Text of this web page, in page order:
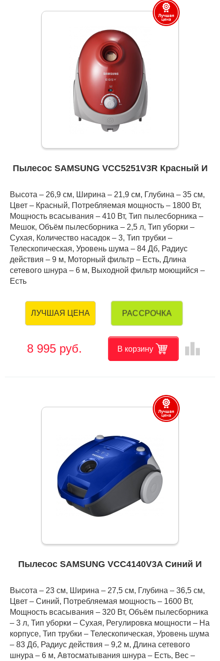
Пылесос SAMSUNG VCC5251V3R Красный И
Высота – 26,9 см, Ширина – 21,9 см, Глубина – 35 см,
Цвет – Красный, Потребляемая мощность – 1800 Вт,
Мощность всасывания – 410 Вт, Тип пылесборника –
Мешок, Объём пылесборника – 2,5 л, Тип уборки –
Сухая, Количество насадок – 3, Тип трубки –
Телескопическая, Уровень шума – 84 Дб, Радиус
действия – 9 м, Моторный фильтр – Есть, Длина
сетевого шнура – 6 м, Выходной фильтр моющийся –
Есть
ЛУЧШАЯ ЦЕНА РАССРОЧКА
8 995 руб. В корзину leaderboard
Пылесос SAMSUNG VCC4140V3A Синий И
Высота – 23 см, Ширина – 27,5 см, Глубина – 36,5 см,
Цвет – Синий, Потребляемая мощность – 1600 Вт,
Мощность всасывания – 320 Вт, Объём пылесборника
– 3 л, Тип уборки – Сухая, Регулировка мощности – На
корпусе, Тип трубки – Телескопическая, Уровень шума
– 83 Дб, Радиус действия – 9,2 м, Длина сетевого
шнура – 6 м, Автосматывания шнура – Есть, Вес –